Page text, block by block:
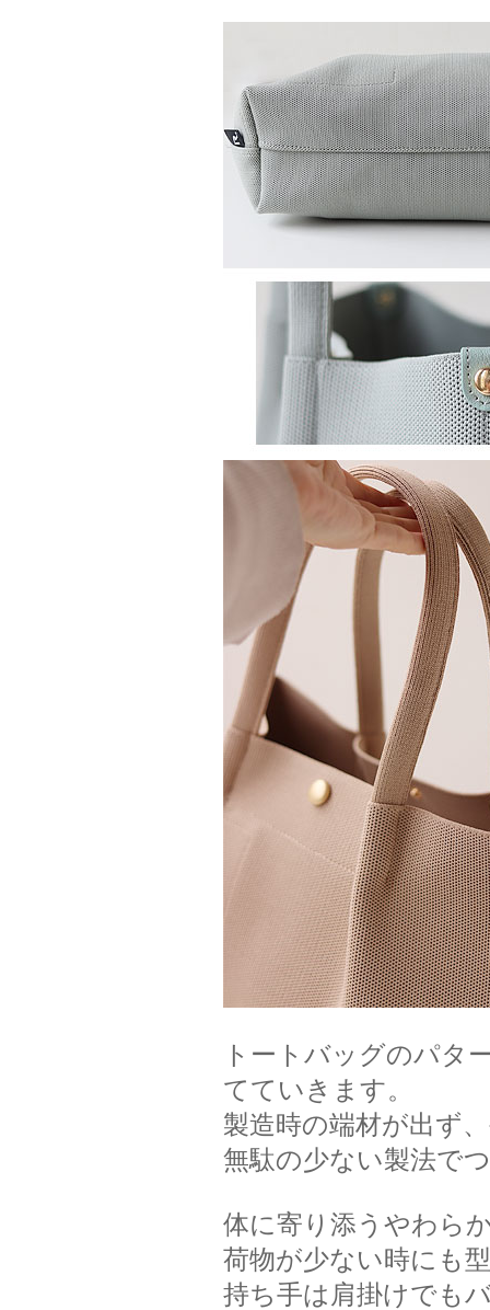
トートバッグのパタ
てていきます。
製造時の端材が出ず
無駄の少ない製法で
体に寄り添うやわら
荷物が少ない時にも
持ち手は肩掛けでも